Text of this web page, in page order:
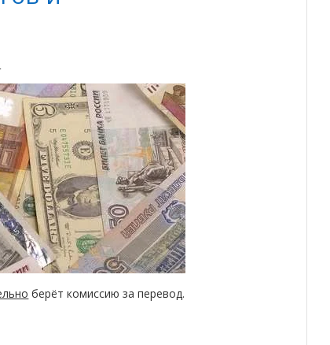
берёт комиссию за перевод.